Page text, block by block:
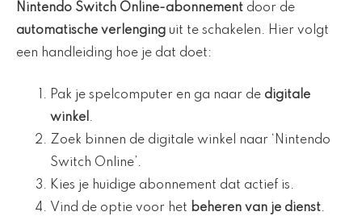
Nintendo Switch Online-abonnement door de
automatische verlenging uit te schakelen. Hier volgt
een handleiding hoe je dat doet:
Pak je spelcomputer en ga naar de digitale
winkel.
Zoek binnen de digitale winkel naar ‘Nintendo
Switch Online’.
Kies je huidige abonnement dat actief is.
Vind de optie voor het beheren van je dienst.